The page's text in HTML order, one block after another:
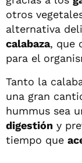
otros
alternativa
calabaza, que
para el
Tanto la
una gran
hummus sea
digestión y
tiempo que